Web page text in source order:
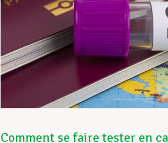
Comment se faire tester en